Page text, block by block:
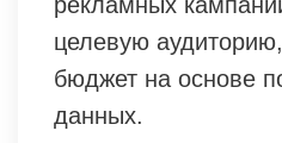
целевую
бюджет на основе
данных.